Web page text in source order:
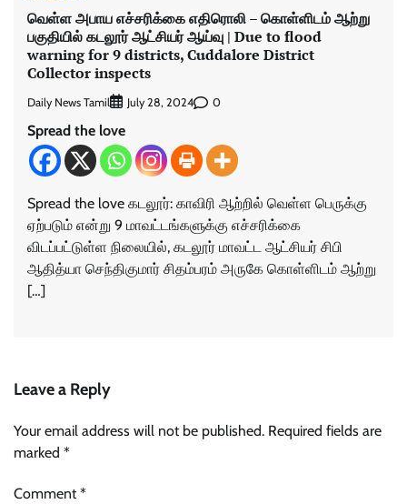
வெள்ள அபாய எச்சரிக்கை எதிரொலி – கொள்ளிடம் ஆற்று
பகுதியில் கடலூர் ஆட்சியர் ஆய்வு | Due to flood
warning for 9 districts, Cuddalore District
Collector inspects
Daily News Tamil July 28, 2024 0
Spread the love
Spread the love கடலூர்: காவிரி ஆற்றில் வெள்ள பெருக்கு
ஏற்படும் என்று 9 மாவட்டங்களுக்கு எச்சரிக்கை
விடப்பட்டுள்ள நிலையில், கடலூர் மாவட்ட ஆட்சியர் சிபி
ஆதித்யா செந்திகுமார் சிதம்பரம் அருகே கொள்ளிடம் ஆற்று
[…]
Leave a Reply
Your email address will not be published. Required fields are
marked *
Comment*